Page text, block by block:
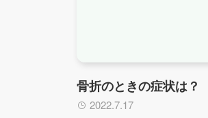
骨折のときの症状は？
2022.7.17